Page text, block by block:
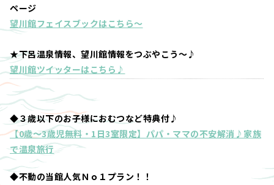
ページ
望川館フェイスブックはこちら～
★下呂温泉情報、望川館情報をつぶやこう～♪
望川館ツイッターはこちら♪
◆３歳以下のお子様におむつなど特典付♪
【0歳～3歳児無料・1日3室限定】パパ・ママの不安解消♪家族
で温泉旅行
◆不動の当館人気Ｎｏ１プラン！！